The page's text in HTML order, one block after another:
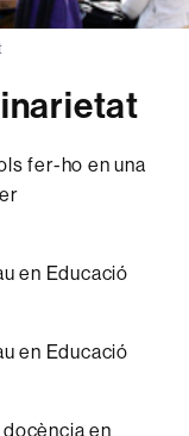
fer-ho en una
en Educació
en Educació
en